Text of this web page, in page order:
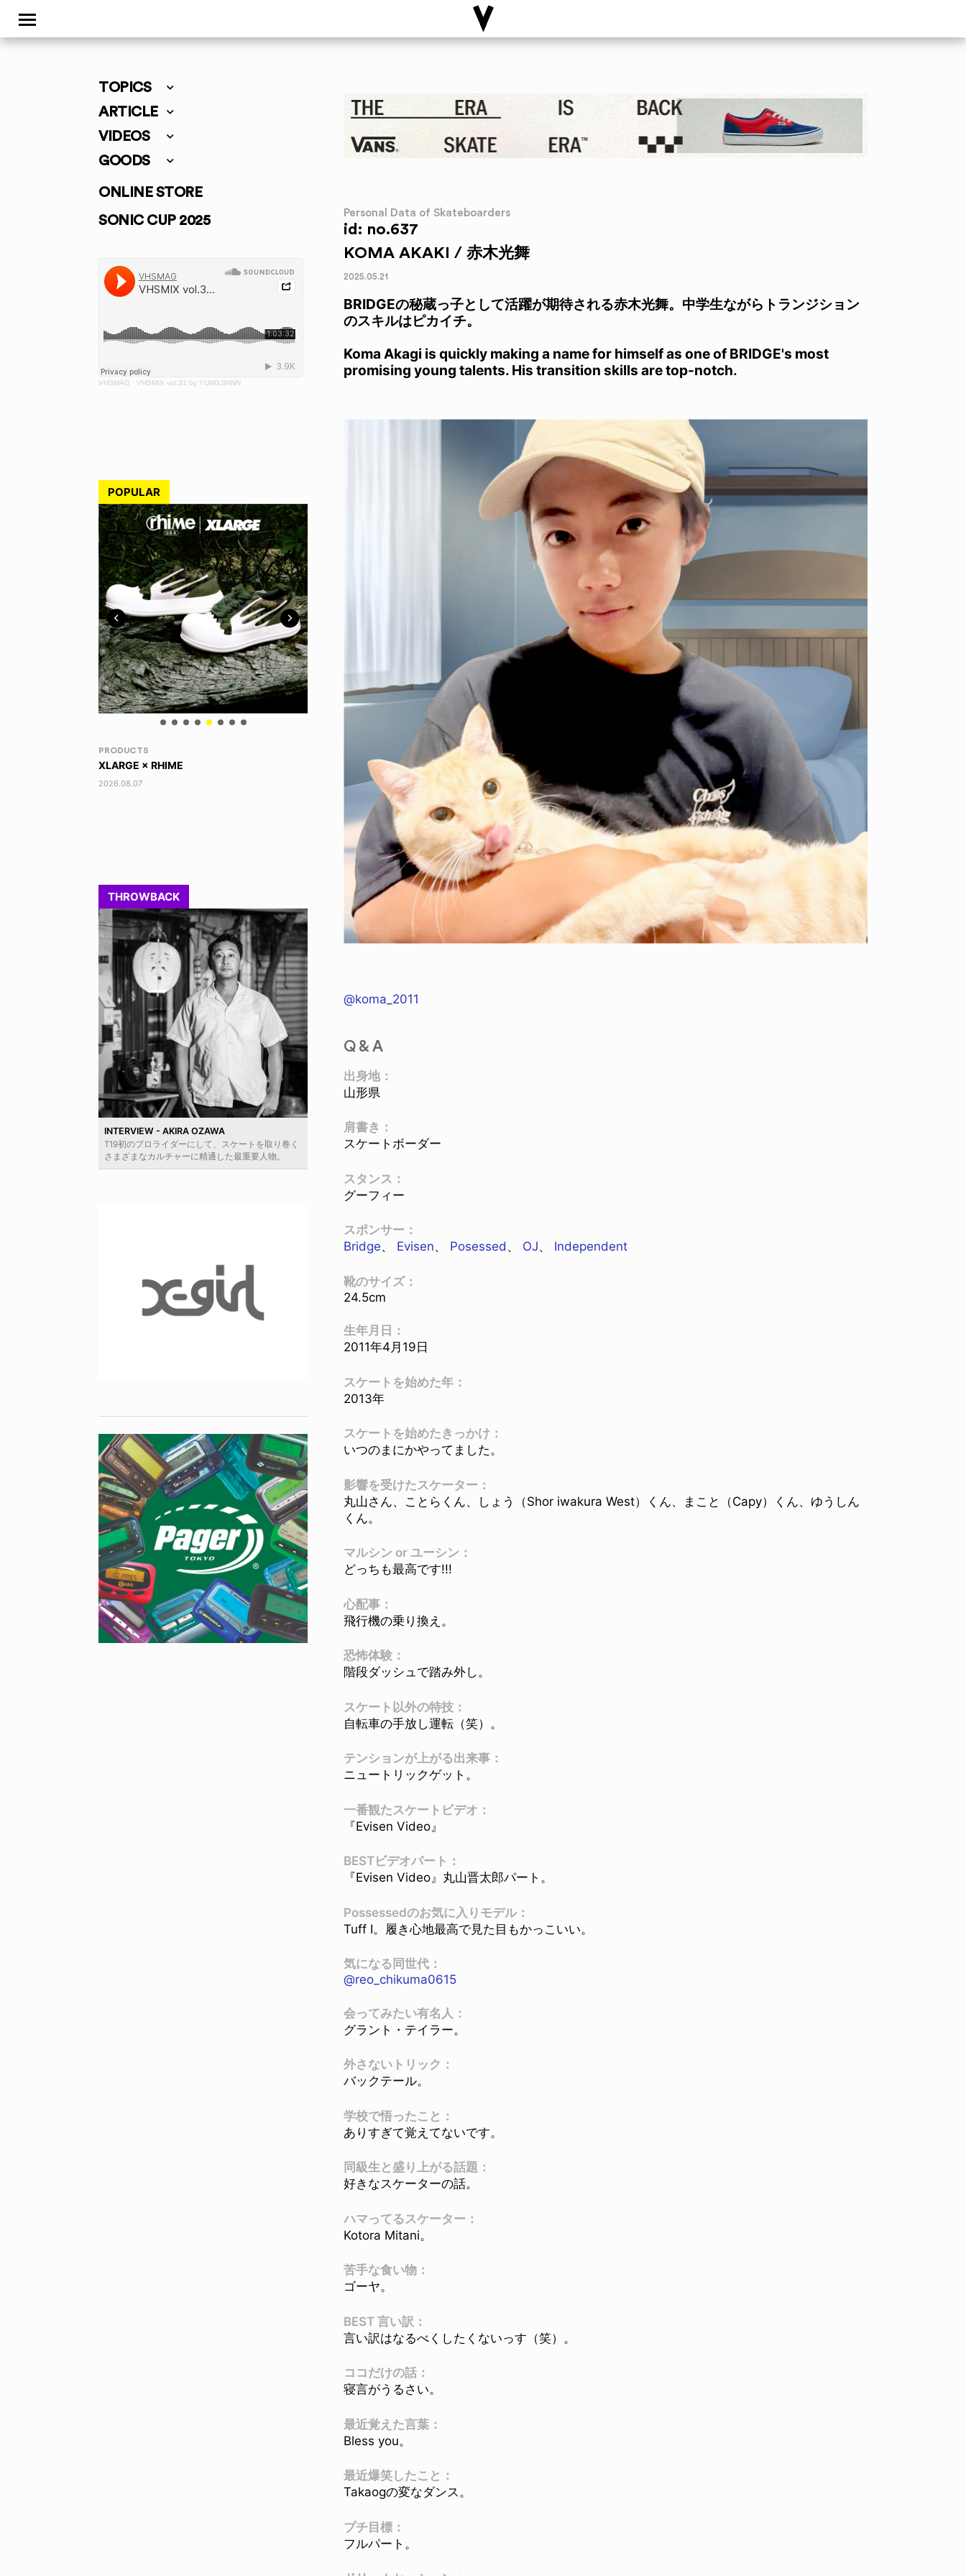
TOPICS
ARTICLE
VIDEOS
GOODS
ONLINE STORE
SONIC CUP 2025
VHSMAG · VHSMIX vol.31 by YUNGJINNN
POPULAR
RANDOM
DINOSAUR JR.
2026.08.06
TONY ALVA (ENGLISH)
2026.08.07
AKIRA OZAWA / 尾澤 彰
2021.09.02
ID
IZURU NAGAHARA / 永原依弦
2026.08.05
THROWBACK
INTERVIEW - AKIRA OZAWA
T19初のプロライダーにして、スケートを取り巻く
さまざまなカルチャーに精通した最重要人物。
Personal Data of Skateboarders
id: no.637
KOMA AKAKI / 赤木光舞
2025.05.21
BRIDGEの秘蔵っ子として活躍が期待される赤木光舞。中学生ながらトランジション
のスキルはピカイチ。
Koma Akagi is quickly making a name for himself as one of BRIDGE's most
promising young talents. His transition skills are top-notch.
@koma_2011
Q & A
出身地：
山形県
肩書き：
スケートボーダー
スタンス：
グーフィー
スポンサー：
Bridge、 Evisen、 Posessed 、 OJ、 Independent
靴のサイズ：
24.5cm
生年月日：
2011年4月19日
スケートを始めた年：
2013年
スケートを始めたきっかけ：
いつのまにかやってました。
影響を受けたスケーター：
丸山さん、ことらくん、しょう（Shor iwakura West）くん、まこと（Capy）くん、ゆうしん
くん。
マルシン or ユーシン：
どっちも最高です!!!
心配事：
飛行機の乗り換え。
恐怖体験：
階段ダッシュで踏み外し。
スケート以外の特技：
自転車の手放し運転（笑）。
テンションが上がる出来事：
ニュートリックゲット。
一番観たスケートビデオ：
『Evisen Video』
BESTビデオパート：
『Evisen Video』丸山晋太郎パート。
Possessedのお気に入りモデル：
Tuff I。履き心地最高で見た目もかっこいい。
気になる同世代：
@reo_chikuma0615
会ってみたい有名人：
グラント・テイラー。
外さないトリック：
バックテール。
学校で悟ったこと：
ありすぎて覚えてないです。
同級生と盛り上がる話題：
好きなスケーターの話。
ハマってるスケーター：
Kotora Mitani。
苦手な食い物：
ゴーヤ。
BEST 言い訳：
言い訳はなるべくしたくないっす（笑）。
ココだけの話：
寝言がうるさい。
最近覚えた言葉：
Bless you。
最近爆笑したこと：
Takaogの変なダンス。
プチ目標：
フルパート。